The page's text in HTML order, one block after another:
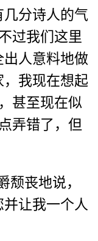
几分诗人的气
过我们这里
人意料地做
，我现在想起
甚至现在似
弄错了，但
颓丧地说，
让我一个人